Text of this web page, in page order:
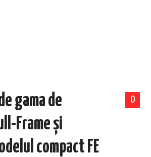
0
gama de
Frame și
compact FE